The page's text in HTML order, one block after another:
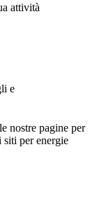
attività
e
nostre pagine per
siti per energie